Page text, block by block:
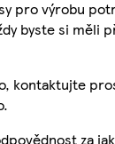
pro výrobu
byste si měli
kontaktujte
za